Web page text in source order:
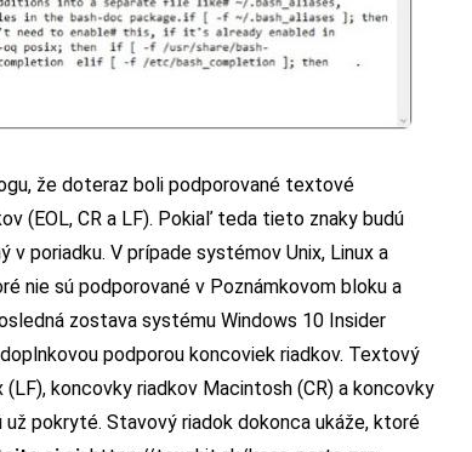
že doteraz boli podporované textové
(EOL, CR a LF). Pokiaľ teda tieto znaky budú
v poriadku. V prípade systémov Unix, Linux a
nie sú podporované v Poznámkovom bloku a
zostava systému Windows 10 Insider
podporou koncoviek riadkov. Textový
koncovky riadkov Macintosh (CR) a koncovky
pokryté. Stavový riadok dokonca ukáže, ktoré